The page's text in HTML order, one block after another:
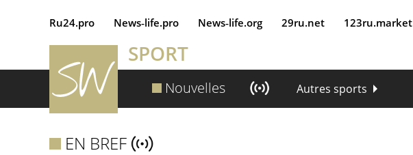
Ru24.pro News‑life.pro News‑life.org 29ru.net 123ru.market
SPORT
Nouvelles Autres sports
EN BREF